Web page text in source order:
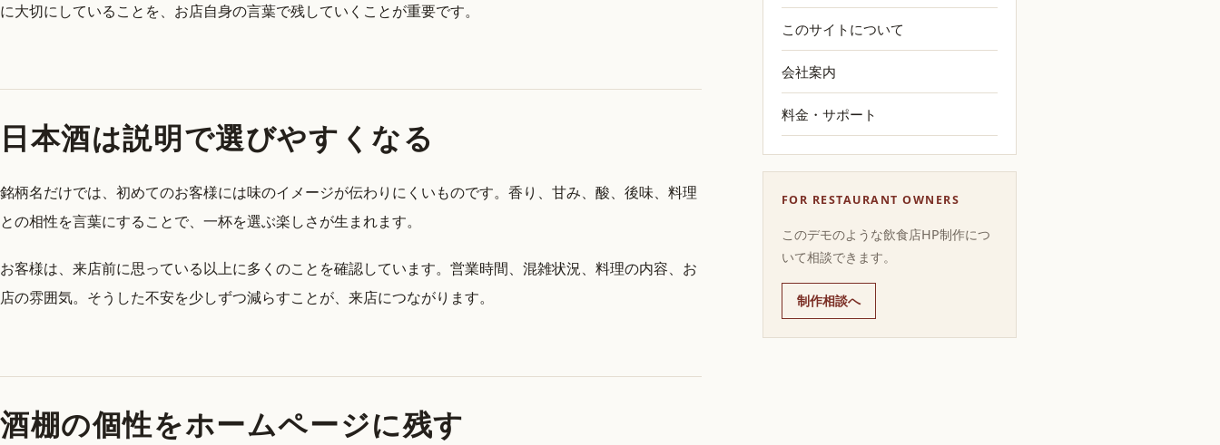
に大切にしていることを、お店自身の言葉で残していくことが重要です。
日本酒は説明で選びやすくなる
銘柄名だけでは、初めてのお客様には味のイメージが伝わりにくいものです。香り、甘み、酸、後味、料理
との相性を言葉にすることで、一杯を選ぶ楽しさが生まれます。
お客様は、来店前に思っている以上に多くのことを確認しています。営業時間、混雑状況、料理の内容、お
店の雰囲気。そうした不安を少しずつ減らすことが、来店につながります。
酒棚の個性をホームページに残す
このサイトについて
会社案内
料金・サポート
FOR RESTAURANT OWNERS
このデモのような飲食店HP制作につ
いて相談できます。
制作相談へ